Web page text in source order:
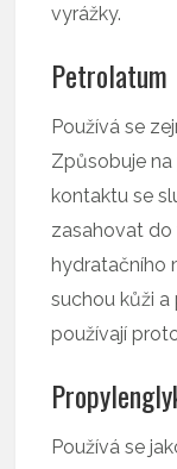
vyrážky.
Petrolatum
Používá se
Způsobuje
kontaktu se
zasahovat
hydratačního
suchou kůži
používají
Používá se